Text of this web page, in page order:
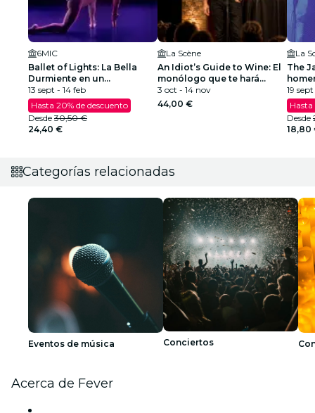
6MIC
Ballet of Lights: La Bella
Durmiente en un
espectáculo deslumbrante
13 sept - 14 feb
Hasta 20% de descuento
Desde 30,50 €
24,40 €
La Scène
An Idiot’s Guide to Wine: El
monólogo que te hará
interesante en las noches
de fiesta
3 oct - 14 nov
44,00 €
La
The
Louis
19
Hasta
Desde
18,80
Categorías relacionadas
Eventos de música Conciertos
Acerca de Fever